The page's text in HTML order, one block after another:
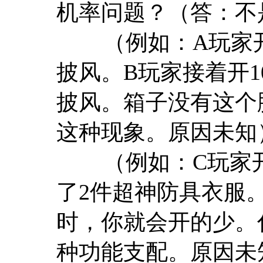
机率问题？（答：不
（例如：A玩家开
披风。B玩家接着开
披风。箱子没有这
这种现象。原因未知
（例如：C玩家开
了2件超神防具衣服
时，你就会开的少
种功能支配。原因未